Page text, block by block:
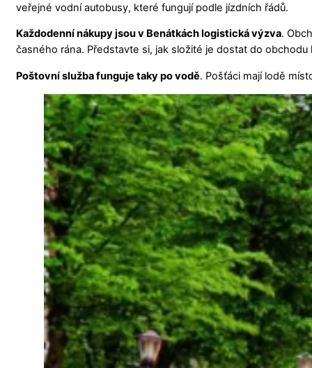
veřejné vodní autobusy, které fungují podle jízdních řádů.
Každodenní nákupy jsou v Benátkách logistická výzva.
časného rána. Představte si, jak složité je dostat do
Poštovní služba funguje taky po vodě. Pošťáci mají lodě